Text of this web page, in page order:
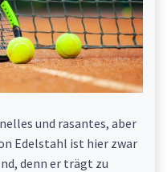
und rasantes, aber
Edelstahl ist hier zwar
denn er trägt zu